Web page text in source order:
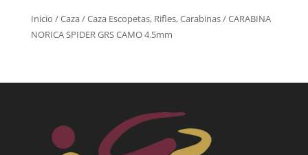
Inicio /Caza/Caza Escopetas, Rifles, Carabinas/ CARABINA
NORICA SPIDER GRS CAMO 4.5mm